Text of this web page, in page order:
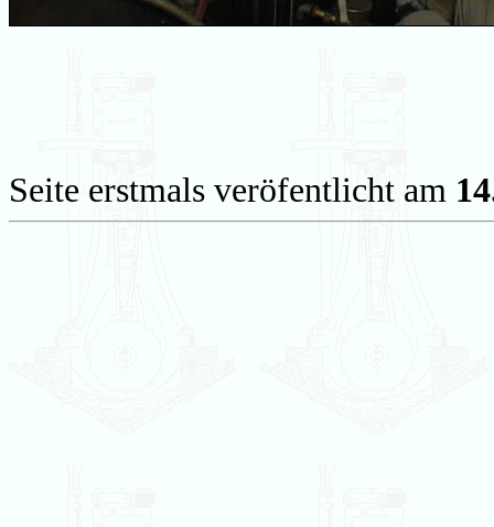
Seite erstmals veröfentlicht am